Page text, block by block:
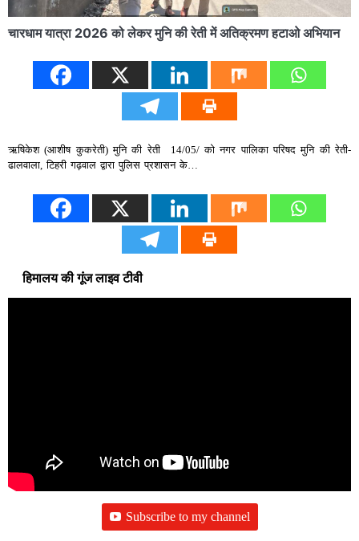
चारधाम यात्रा 2026 को लेकर मुनि की रेती में अतिक्रमण हटाओ अभियान
ऋषिकेश (आशीष कुकरेती) मुनि की रेती 14/05/ को नगर पालिका परिषद मुनि की रेती-
ढालवाला, टिहरी गढ़वाल द्वारा पुलिस प्रशासन के…
हिमालय की गूंज लाइव टीवी
Subscribe to my channel